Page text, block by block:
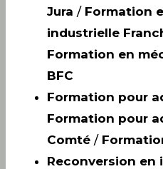
Jura / Formation
industrielle
Formation en
BFC
Formation pour
Formation pour
Comté /
Reconversion en